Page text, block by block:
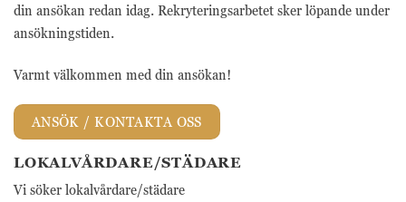
din ansökan redan idag. Rekryteringsarbetet sker löpande under
ansökningstiden.
Varmt välkommen med din ansökan!
ANSÖK / KONTAKTA OSS
LOKALVÅRDARE/STÄDARE
Vi söker lokalvårdare/städare